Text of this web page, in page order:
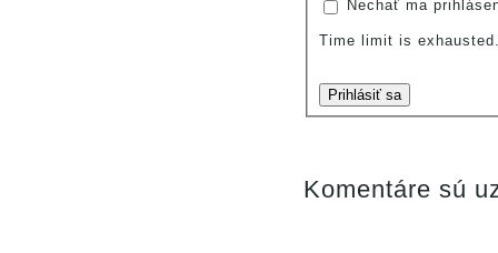
Nechať ma
Time limit is
Prihlásiť sa
Komentáre sú